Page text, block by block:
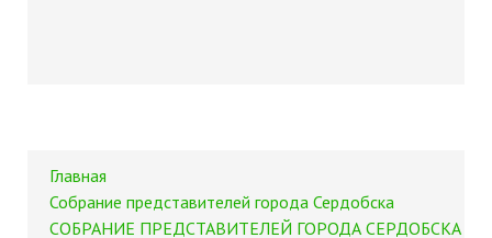
Главная
Собрание представителей города Сердобска
СОБРАНИЕ ПРЕДСТАВИТЕЛЕЙ ГОРОДА СЕРДОБСКА